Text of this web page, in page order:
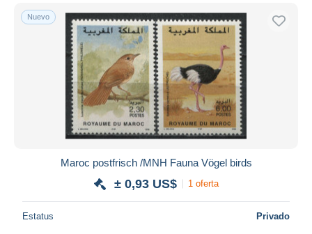
Nuevo
Maroc postfrisch /MNH Fauna Vögel birds
± 0,93 US$ 1 oferta
Estatus Privado